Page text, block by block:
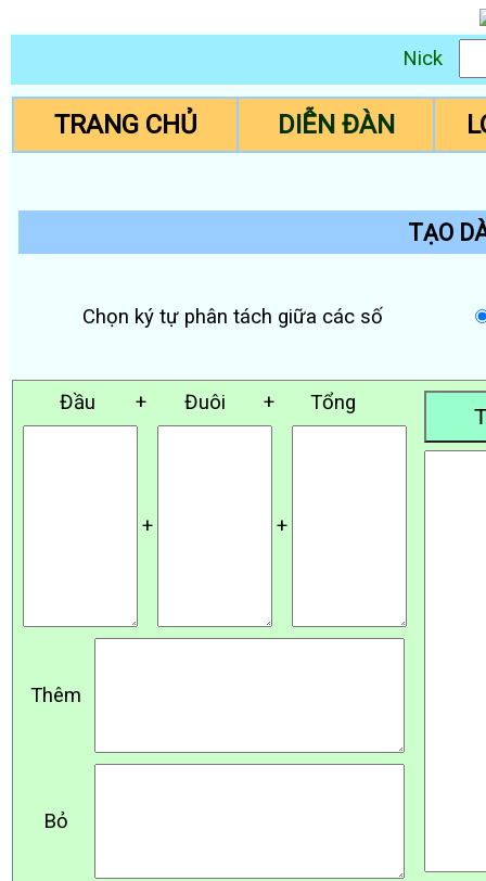
Nick
TRANG CHỦ DIỄN ĐÀN
TẠO
Chọn ký tự phân tách giữa các số
Đầu + Đuôi + Tổng
+ +
Thêm
Bỏ